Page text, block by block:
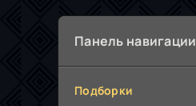
Панель навигации
Подборки